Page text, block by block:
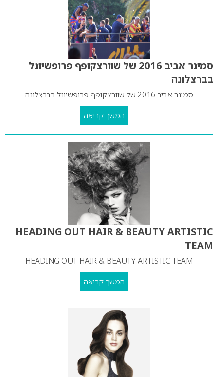
סמינר אביב 2016 של שוורצקופף פרופשיונל
בברצלונה
סמינר אביב 2016 של שוורצקופף פרופשיונל בברצלונה
המשך קריאה
HEADING OUT HAIR & BEAUTY ARTISTIC
TEAM
HEADING OUT HAIR & BEAUTY ARTISTIC TEAM
המשך קריאה